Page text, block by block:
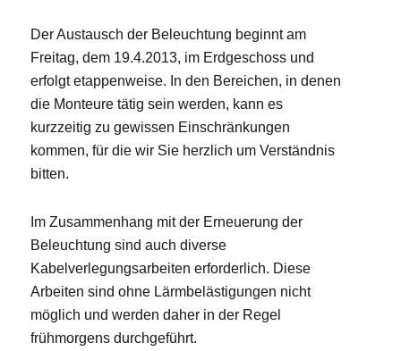
Der Austausch der Beleuchtung beginnt am
Freitag, dem 19.4.2013, im Erdgeschoss und
erfolgt etappenweise. In den Bereichen, in denen
die Monteure tätig sein werden, kann es
kurzzeitig zu gewissen Einschränkungen
kommen, für die wir Sie herzlich um Verständnis
bitten.
Im Zusammenhang mit der Erneuerung der
Beleuchtung sind auch diverse
Kabelverlegungsarbeiten erforderlich. Diese
Arbeiten sind ohne Lärmbelästigungen nicht
möglich und werden daher in der Regel
frühmorgens durchgeführt.